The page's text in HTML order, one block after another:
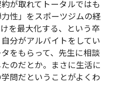
が取れてトータルではも
性」をスポーツジムの経
を最大化する、という卒
分がアルバイトをしてい
をもらって、先生に相談
のだとか。まさに生活に
問だということがよくわ